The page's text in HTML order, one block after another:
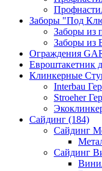
Заборы "Под
Заборы из
Заборы из
Ограждения
Евроштакетник
Клинкерные
Interbau
Stroeher
Сайдинг (184)
Сайдинг
Сайдинг